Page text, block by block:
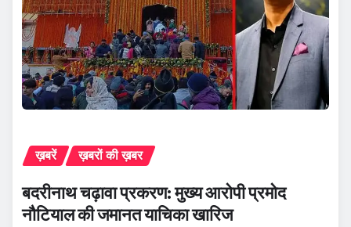
ख़बरें ख़बरों की ख़बर
बदरीनाथ चढ़ावा प्रकरण: मुख्य आरोपी प्रमोद
नौटियाल की जमानत याचिका खारिज